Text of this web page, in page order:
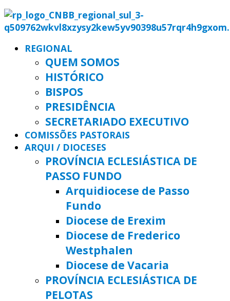
REGIONAL
QUEM SOMOS
HISTÓRICO
BISPOS
PRESIDÊNCIA
SECRETARIADO EXECUTIVO
COMISSÕES PASTORAIS
ARQUI / DIOCESES
PROVÍNCIA ECLESIÁSTICA DE
PASSO FUNDO
Arquidiocese de Passo
Fundo
Diocese de Erexim
Diocese de Frederico
Westphalen
Diocese de Vacaria
PROVÍNCIA ECLESIÁSTICA DE
PELOTAS